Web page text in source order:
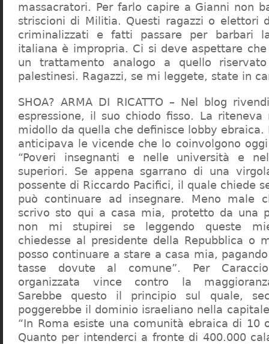
massacratori. Per farlo capire a Gianni non
striscioni di Militia. Questi ragazzi o elettori
criminalizzati e fatti passare per barbari
italiana è impropria. Ci si deve aspettare
un trattamento analogo a quello
palestinesi. Ragazzi, se mi leggete, state in
SHOA? ARMA DI RICATTO – Nel blog
espressione, il suo chiodo fisso. La
midollo da quella che definisce lobby ebraica.
anticipava le vicende che lo coinvolgono
“Poveri insegnanti e nelle università e
superiori. Se appena sgarrano di una
possente di Riccardo Pacifici, il quale chiede
può continuare ad insegnare. Meno male
scrivo sto qui a casa mia, protetto da una
non mi stupirei se leggendo queste
chiedesse al presidente della Repubblica o
posso continuare a stare a casa mia,
tasse dovute al comune”. Per
organizzata vince contro la
Sarebbe questo il principio sul quale,
poggerebbe il dominio israeliano nella
“In Roma esiste una comunità ebraica di 10
Quanto per intenderci a fronte di 400.000